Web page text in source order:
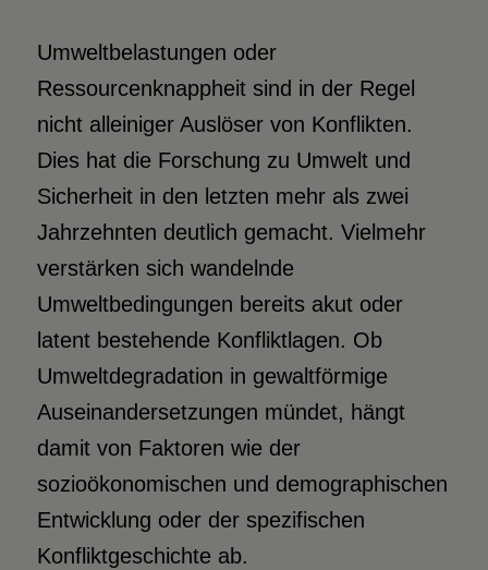
Umweltbelastungen oder
Ressourcenknappheit sind in der Regel
nicht alleiniger Auslöser von Konflikten.
Dies hat die Forschung zu Umwelt und
Sicherheit in den letzten mehr als zwei
Jahrzehnten deutlich gemacht. Vielmehr
verstärken sich wandelnde
Umweltbedingungen bereits akut oder
latent bestehende Konfliktlagen. Ob
Umweltdegradation in gewaltförmige
Auseinandersetzungen mündet, hängt
damit von Faktoren wie der
sozioökonomischen und demographischen
Entwicklung oder der spezifischen
Konfliktgeschichte ab.